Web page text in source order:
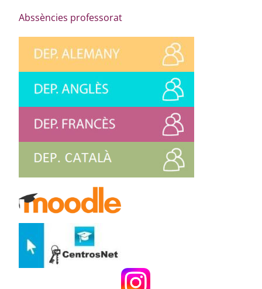
Abssències professorat